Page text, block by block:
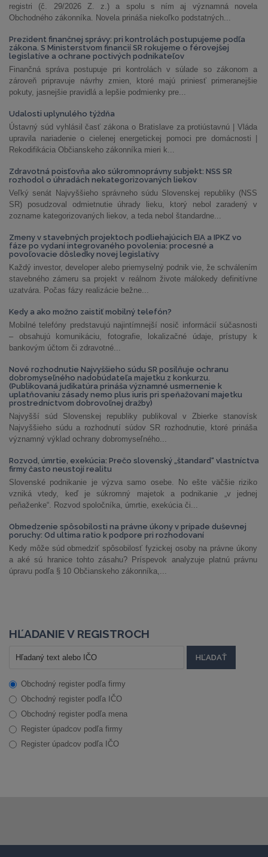
registri (č. 29/2026 Z. z.) a spolu s ním aj významná novela
Obchodného zákonníka. Novela prináša niekoľko podstatných...
Prezident finančnej správy: pri kontrolách postupujeme podľa
zákona. S Ministerstvom financií SR rokujeme o férovejšej
legislatíve a ochrane poctivých podnikateľov
Finančná správa postupuje pri kontrolách v súlade so zákonom a
zároveň pripravuje návrhy zmien, ktoré majú priniesť primeranejšie
pokuty, jasnejšie pravidlá a lepšie podmienky pre...
Udalosti uplynulého týždňa
Ústavný súd vyhlásil časť zákona o Bratislave za protiústavnú | Vláda
upravila nariadenie o cielenej energetickej pomoci pre domácnosti |
Rekodifikácia Občianskeho zákonníka mieri k...
Zdravotná poisťovňa ako súkromnoprávny subjekt: NSS SR
rozhodol o úhradách nekategorizovaných liekov
Veľký senát Najvyššieho správneho súdu Slovenskej republiky (NSS
SR) posudzoval odmietnutie úhrady lieku, ktorý nebol zaradený v
zozname kategorizovaných liekov, a teda nebol štandardne...
Zmeny v stavebných projektoch podliehajúcich EIA a IPKZ vo
fáze po vydaní integrovaného povolenia: procesné a
povoľovacie dôsledky novej legislatívy
Každý investor, developer alebo priemyselný podnik vie, že schválením
stavebného zámeru sa projekt v reálnom živote málokedy definitívne
uzatvára. Počas fázy realizácie bežne...
Kedy a ako možno zaistiť mobilný telefón?
Mobilné telefóny predstavujú najintímnejší nosič informácií súčasnosti
– obsahujú komunikáciu, fotografie, lokalizačné údaje, prístupy k
bankovým účtom či zdravotné...
Nové rozhodnutie Najvyššieho súdu SR posilňuje ochranu
dobromyseľného nadobúdateľa majetku z konkurzu.
(Publikovaná judikatúra prináša významné usmernenie k
uplatňovaniu zásady nemo plus iuris pri speňažovaní majetku
prostredníctvom dobrovoľnej dražby)
Najvyšší súd Slovenskej republiky publikoval v Zbierke stanovísk
Najvyššieho súdu a rozhodnutí súdov SR rozhodnutie, ktoré prináša
významný výklad ochrany dobromyseľného...
Rozvod, úmrtie, exekúcia: Prečo slovenský „štandard“ vlastníctva
firmy často neustojí realitu
Slovenské podnikanie je výzva samo osebe. No ešte väčšie riziko
vzniká vtedy, keď je súkromný majetok a podnikanie „v jednej
peňaženke“. Rozvod spoločníka, úmrtie, exekúcia či...
Obmedzenie spôsobilosti na právne úkony v prípade duševnej
poruchy: Od ultima ratio k podpore pri rozhodovaní
Kedy môže súd obmedziť spôsobilosť fyzickej osoby na právne úkony
a aké sú hranice tohto zásahu? Príspevok analyzuje platnú právnu
úpravu podľa § 10 Občianskeho zákonníka,...
HĽADANIE V REGISTROCH
Obchodný register podľa firmy
Obchodný register podľa IČO
Obchodný register podľa mena
Register úpadcov podľa firmy
Register úpadcov podľa IČO